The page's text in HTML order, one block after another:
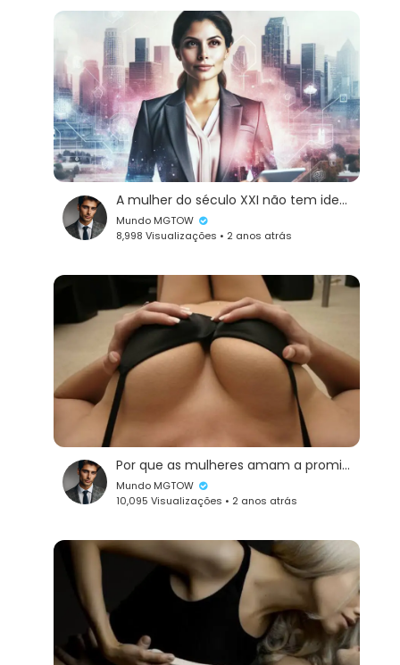
A mulher do século XXI não tem identidade!
Mundo MGTOW
8,998 Visualizações • 2 anos atrás
Por que as mulheres amam a promiscuidade?
Mundo MGTOW
10,095 Visualizações • 2 anos atrás